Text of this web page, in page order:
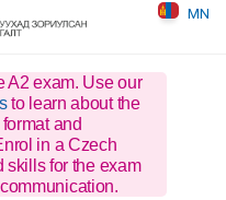
MN
A2 exam. Use our
to learn about the
and
in a Czech
skills for the exam